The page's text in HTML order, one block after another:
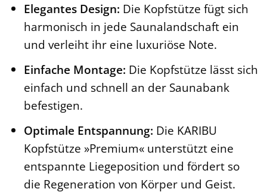
Elegantes Design: Die Kopfstütze fügt sich
harmonisch in jede Saunalandschaft ein
und verleiht ihr eine luxuriöse Note.
Einfache Montage: Die Kopfstütze lässt sich
einfach und schnell an der Saunabank
befestigen.
Optimale Entspannung: Die KARIBU
Kopfstütze »Premium« unterstützt eine
entspannte Liegeposition und fördert so
die Regeneration von Körper und Geist.